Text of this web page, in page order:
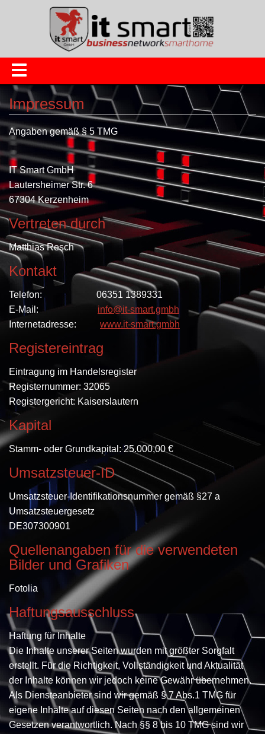
Impressum
Angaben gemäß § 5 TMG
IT Smart GmbH
Lautersheimer Str. 6
67304 Kerzenheim
Vertreten durch
Matthias Resch
Kontakt
Telefon: 06351 1389331
E-Mail: info@it-smart.gmbh
Internetadresse: www.it-smart.gmbh
Registereintrag
Eintragung im Handelsregister
Registernummer: 32065
Registergericht: Kaiserslautern
Kapital
Stamm- oder Grundkapital: 25.000,00 €
Umsatzsteuer-ID
Umsatzsteuer-Identifikationsnummer gemäß §27 a
Umsatzsteuergesetz
DE307300901
Quellenangaben für die verwendeten
Bilder und Grafiken
Fotolia
Haftungsausschluss
Haftung für Inhalte
Die Inhalte unserer Seiten wurden mit größter Sorgfalt
erstellt. Für die Richtigkeit, Vollständigkeit und Aktualität
der Inhalte können wir jedoch keine Gewähr übernehmen.
Als Diensteanbieter sind wir gemäß § 7 Abs.1 TMG für
eigene Inhalte auf diesen Seiten nach den allgemeinen
Gesetzen verantwortlich. Nach §§ 8 bis 10 TMG sind wir